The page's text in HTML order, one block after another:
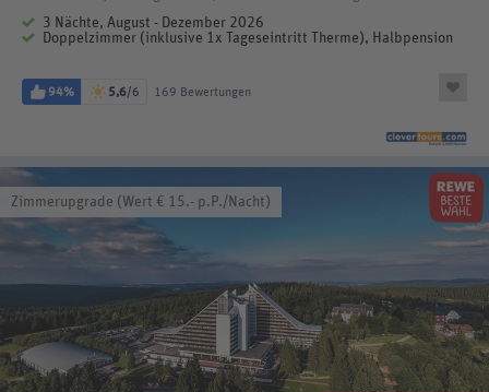
3 Nächte, August - Dezember 2026
Doppelzimmer (inklusive 1x Tageseintritt Therme), Halbpension
94% 5,6/6 169 Bewertungen
Zimmerupgrade (Wert € 15.- p.P./Nacht)